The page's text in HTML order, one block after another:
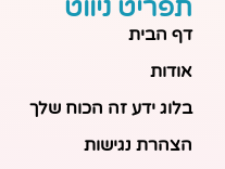
תפריט ניווט
דף הבית
אודות
בלוג ידע זה הכוח שלך
הצהרת נגישות